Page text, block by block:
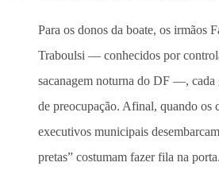
Para os donos da boate, os irmãos
Traboulsi — conhecidos por
sacanagem noturna do DF —, cada
de preocupação. Afinal, quando os
executivos municipais
pretas” costumam fazer fila na porta.